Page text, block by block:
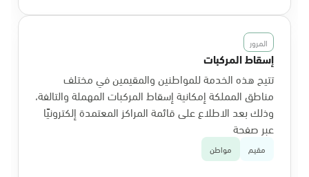
المرور
إسقاط المركبات
تتيح هذه الخدمة للمواطنين والمقيمين في مختلف
مناطق المملكة إمكانية إسقاط المركبات المهملة والتالفة،
وذلك بعد الاطلاع على قائمة المراكز المعتمدة إلكترونيًا
عبر صفحة
مقيم مواطن